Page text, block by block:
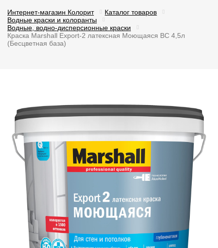
Интернет-магазин Колорит
Каталог товаров
Водные краски и колоранты
Водные, водно-дисперсионные краски
Краска Marshall Export-2 латексная Моющаяся BC 4,5л
(Бесцветная база)